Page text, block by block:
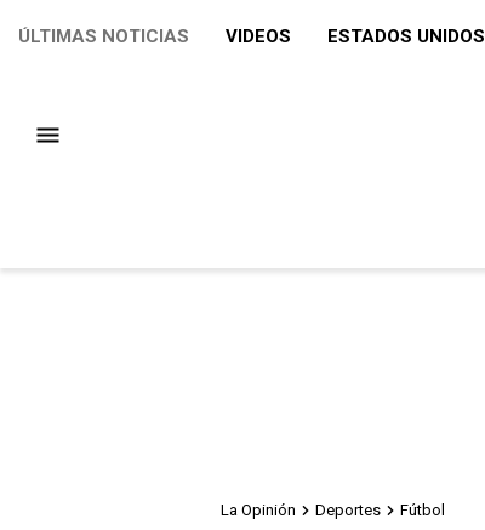
ÚLTIMAS NOTICIAS VIDEOS ESTADOS UNIDOS
La Opinión Deportes Fútbol